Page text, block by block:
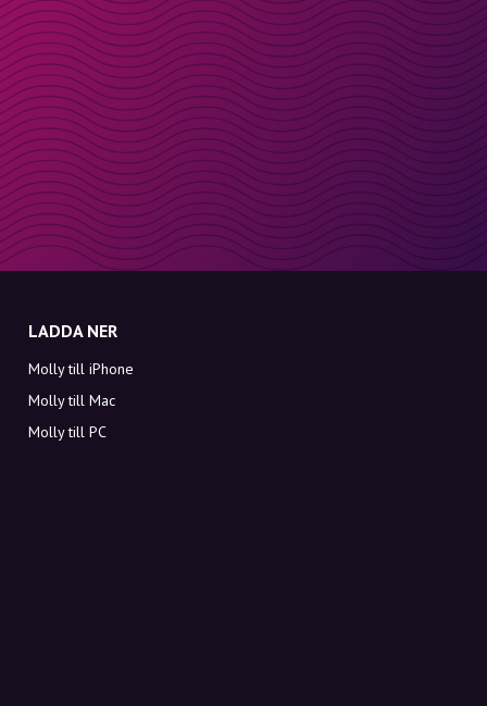
LADDA NER
Molly till iPhone
Molly till Mac
Molly till PC